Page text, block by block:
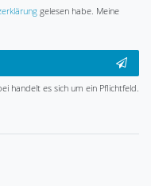
gelesen habe. Meine
handelt es sich um ein Pflichtfeld.